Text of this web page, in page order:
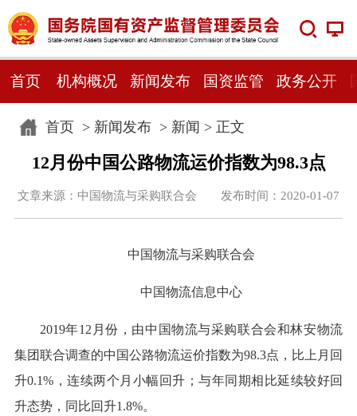
首页 机构概况 新闻发布 国资监管 政务公开
首页> 新闻发布> 新闻 > 正文
12月份中国公路物流运价指数为98.3点
文章来源：中国物流与采购联合会 发布时间：2020-01-07
中国物流与采购联合会
中国物流信息中心
2019年12月份，由中国物流与采购联合会和林安物流
集团联合调查的中国公路物流运价指数为98.3点，比上月回
升0.1%，连续两个月小幅回升；与年同期相比延续较好回
升态势，同比回升1.8%。